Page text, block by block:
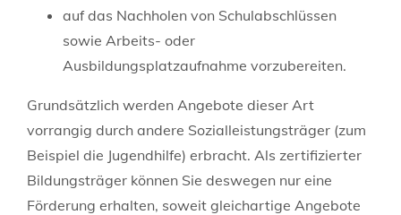
auf das Nachholen von Schulabschlüssen
sowie Arbeits- oder
Ausbildungsplatzaufnahme vorzubereiten.
Grundsätzlich werden Angebote dieser Art
vorrangig durch andere Sozialleistungsträger (zum
Beispiel die Jugendhilfe) erbracht. Als zertifizierter
Bildungsträger können Sie deswegen nur eine
Förderung erhalten, soweit gleichartige Angebote